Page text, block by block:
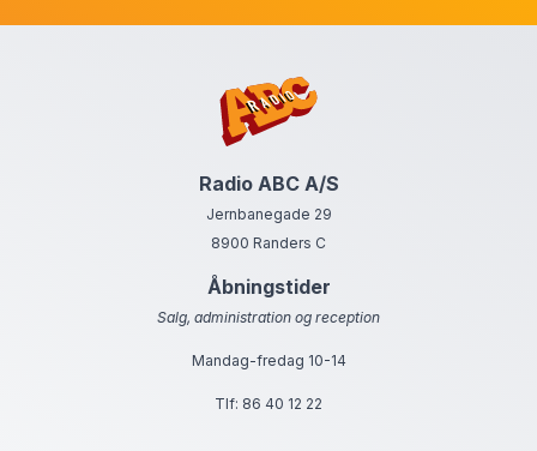
Radio ABC A/S
Jernbanegade 29
8900 Randers C
Åbningstider
Salg, administration og reception
Mandag-fredag 10-14
Tlf: 86 40 12 22